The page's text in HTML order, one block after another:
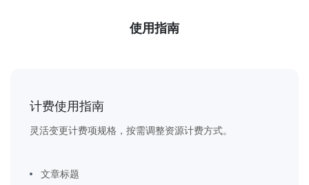
使用指南
计费使用指南
灵活变更计费项规格，按需调整资源计费方式。
文章标题